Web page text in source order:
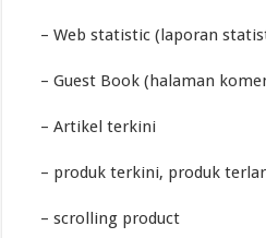
– Web statistic (laporan
– Guest Book (halaman
– Artikel terkini
– produk terkini, produk
– scrolling product